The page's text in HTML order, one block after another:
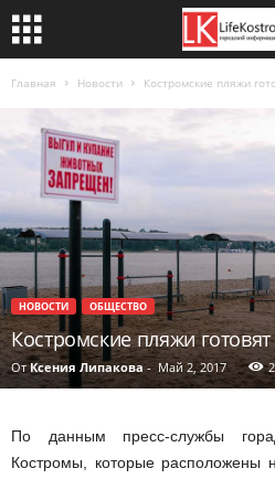
Главная Новости Костромские пляжи
НОВОСТИ ОБЩЕСТВО
Костромские пляжи готовят
От Ксения Липакова- Май 2, 2017
По данным пресс-службы
Костромы, которые расположены